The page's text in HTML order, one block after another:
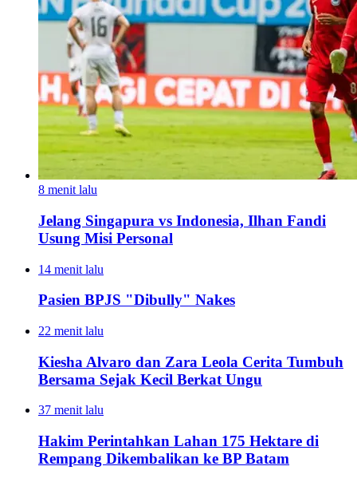
8 menit lalu
Jelang Singapura vs Indonesia, Ilhan Fandi
Usung Misi Personal
14 menit lalu
Pasien BPJS "Dibully" Nakes
22 menit lalu
Kiesha Alvaro dan Zara Leola Cerita Tumbuh
Bersama Sejak Kecil Berkat Ungu
37 menit lalu
Hakim Perintahkan Lahan 175 Hektare di
Rempang Dikembalikan ke BP Batam